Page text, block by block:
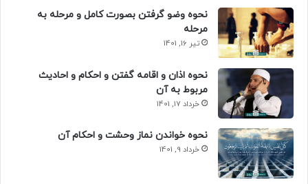
نحوه وضو گرفتن بصورت کامل و مرحله به
مرحله
تیر 16, 1401
نحوه اذان و اقامه گفتن و احکام و احادیث
مربوط به آن
خرداد 17, 1401
نحوه خواندن نماز وحشت و احکام آن
خرداد 9, 1401